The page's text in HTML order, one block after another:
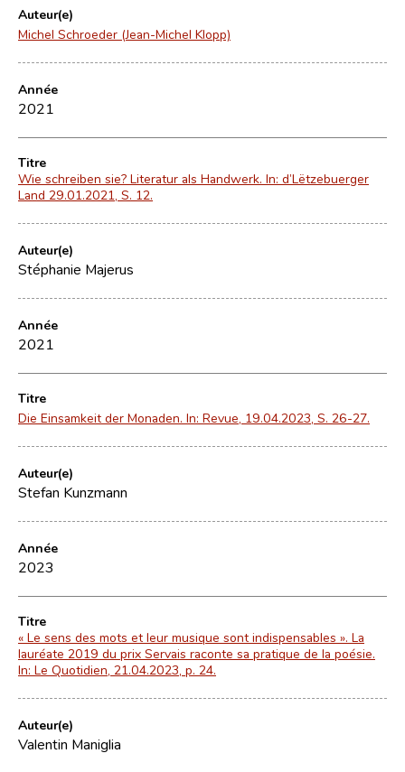
Auteur(e)
Michel Schroeder (Jean-Michel Klopp)
Année
2021
Titre
Wie schreiben sie? Literatur als Handwerk. In: d’Lëtzebuerger
Land 29.01.2021, S. 12.
Auteur(e)
Stéphanie Majerus
Année
2021
Titre
Die Einsamkeit der Monaden. In: Revue, 19.04.2023, S. 26-27.
Auteur(e)
Stefan Kunzmann
Année
2023
Titre
« Le sens des mots et leur musique sont indispensables ». La
lauréate 2019 du prix Servais raconte sa pratique de la poésie.
In: Le Quotidien, 21.04.2023, p. 24.
Auteur(e)
Valentin Maniglia